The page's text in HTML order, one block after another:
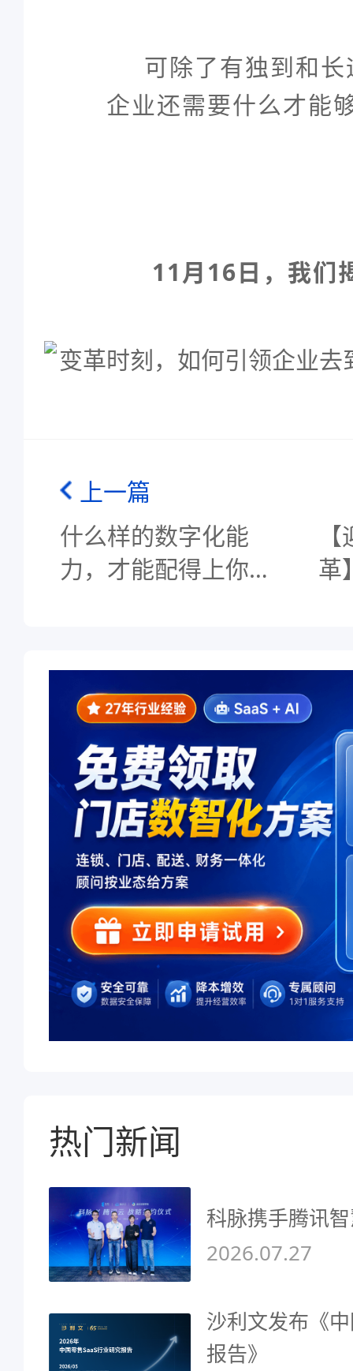
可除了有独到和
企业还需要什么才能
11月16日，我们
上一篇
什么样的数字化能
力，才能配得上你的
革
热门新闻
科脉携手腾讯
2026.07.27
沙利文发布《
报告》